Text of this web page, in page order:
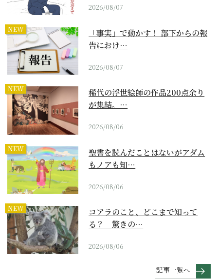
2026/08/07
NEW
「事実」で動かす！ 部下からの報
告におけ…
2026/08/07
NEW
稀代の浮世絵師の作品200点余り
が集結。…
2026/08/06
NEW
聖書を読んだことはないがアダム
もノアも知…
2026/08/06
NEW
コアラのこと、どこまで知って
る？ 驚きの…
2026/08/06
記事一覧へ